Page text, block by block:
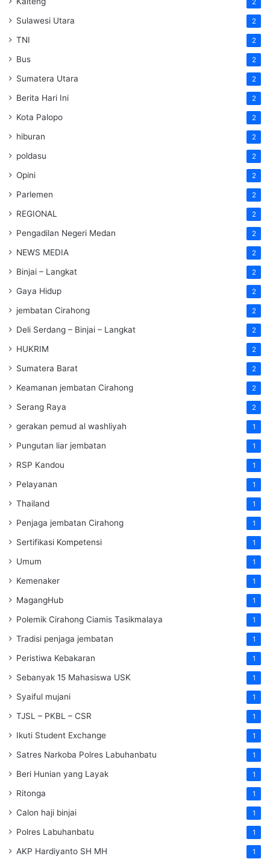
2
Sulawesi Utara 2
TNI 2
Bus 2
Sumatera Utara 2
Berita Hari Ini 2
Kota Palopo 2
hiburan 2
poldasu 2
Opini 2
Parlemen 2
REGIONAL 2
Pengadilan Negeri Medan 2
NEWS MEDIA 2
Binjai – Langkat 2
Gaya Hidup 2
jembatan Cirahong 2
Deli Serdang – Binjai – Langkat 2
HUKRIM 2
Sumatera Barat 2
Keamanan jembatan Cirahong 2
Serang Raya 2
gerakan pemud al washliyah 1
Pungutan liar jembatan 1
RSP Kandou 1
Pelayanan 1
Thailand 1
Penjaga jembatan Cirahong 1
Sertifikasi Kompetensi 1
Umum 1
Kemenaker 1
MagangHub 1
Polemik Cirahong Ciamis Tasikmalaya 1
Tradisi penjaga jembatan 1
Peristiwa Kebakaran 1
Sebanyak 15 Mahasiswa USK 1
Syaiful mujani 1
TJSL – PKBL – CSR 1
Ikuti Student Exchange 1
Satres Narkoba Polres Labuhanbatu 1
Beri Hunian yang Layak 1
Ritonga 1
Calon haji binjai 1
Polres Labuhanbatu 1
AKP Hardiyanto SH MH 1